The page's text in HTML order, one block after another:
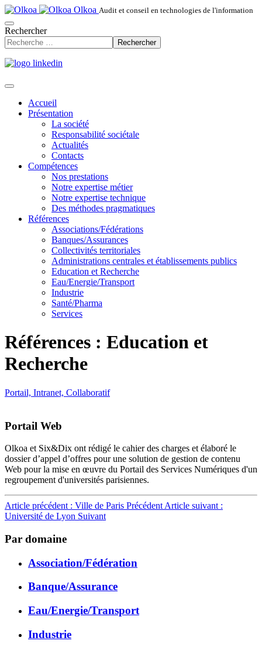
Olkoa Audit et conseil en technologies de l'information
Rechercher
Rechercher
Accueil
Présentation
La société
Responsabilité sociétale
Actualités
Contacts
Compétences
Nos prestations
Notre expertise métier
Notre expertise technique
Des méthodes pragmatiques
Références
Associations/Fédérations
Banques/Assurances
Collectivités territoriales
Administrations centrales et établissements publics
Education et Recherche
Eau/Energie/Transport
Industrie
Santé/Pharma
Services
Références : Education et
Recherche
Portail, Intranet, Collaboratif
Portail Web
Olkoa et Six&Dix ont rédigé le cahier des charges et élaboré le
dossier d’appel d’offres pour une solution de gestion de contenu
Web pour la mise en œuvre du Portail des Services Numériques d'un
regroupement d'universités parisiennes.
Article précédent : Ville de Paris Précédent Article suivant :
Université de Lyon Suivant
Par domaine
Association/Fédération
Banque/Assurance
Eau/Energie/Transport
Industrie